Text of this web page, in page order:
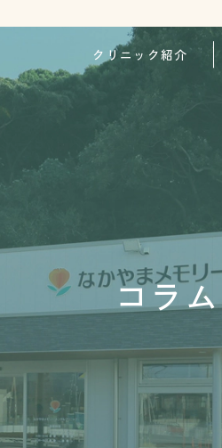
クリニック紹介
コラム